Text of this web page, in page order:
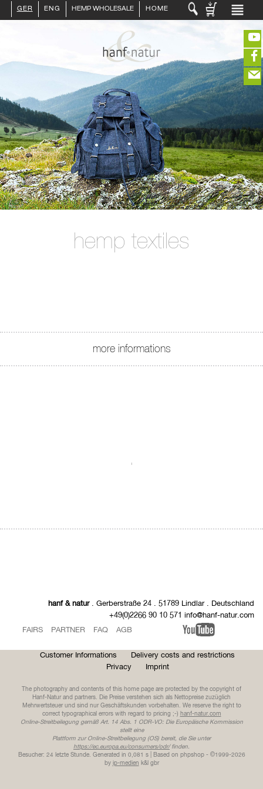
hemp textiles
more informations
.
hanf & natur. Gerberstraße 24 . 51789 Lindlar . Deutschland
+49(0)2266 90 10 571 info@hanf-natur.com
FAIRS
PARTNER FAQ AGB
Customer Informations
Delivery costs and restrictions
Privacy
Imprint
The photography and contents of this home page are protected by the copyright of
Hanf-Natur and partners. Die Preise verstehen sich als Nettopreise zuzüglich
Mehrwertsteuer und sind nur Geschäftskunden vorbehalten. We reserve the right to
correct typographical errors with regard to pricing ;-) hanf-natur.com
Online-Streitbeilegung gemäß Art. 14 Abs. 1 ODR-VO: Die Europäische Kommission
stellt eine
Plattform zur Online-Streitbeilegung (OS) bereit, die Sie unter
https://ec.europa.eu/consumers/odr/finden.
Besucher: 24 letzte Stunde. Generated in 0,081 s | Based on phpshop - ©1999-2026
by ip-medien k&l gbr
GER ENG HEMP WHOLESALE HOME
B2B CUSTOMER
CREATE CUSTOMER ACCOUNT
HEMP FOOD
RAW MATERIALS
ORGANIC COSMETICS
HEMP TEXITILES
EXQUISITE
DRINKS
ABOUT US
(portofreier Versand in DE)
EDITIEREN
ZUR KASSE eeeeeeeeeeeeeeeeeeeee
closeNotification.notification-closeffffffffffffffffffffffWarenkorb
ausblenden